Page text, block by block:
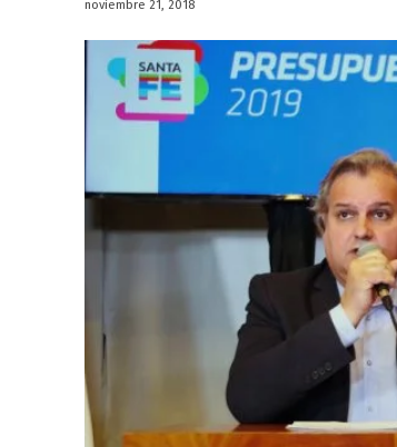
noviembre 21, 2018